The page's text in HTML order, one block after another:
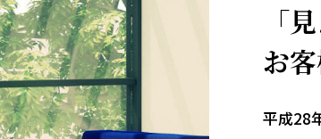
「
お
平成28